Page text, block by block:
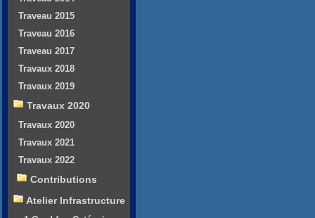
Traveau 2015
Traveau 2016
Traveau 2017
Travaux 2018
Travaux 2019
Travaux 2020
Travaux 2020
Travaux 2021
Travaux 2022
Contributions
Atelier Infrastructure